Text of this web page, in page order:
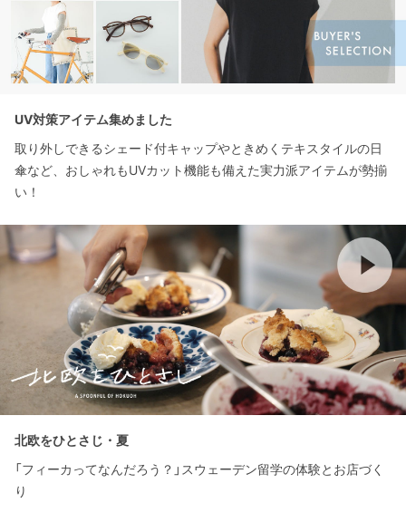
UV対策アイテム集めました
取り外しできるシェード付キャップやときめくテキスタイルの日
傘など、おしゃれもUVカット機能も備えた実力派アイテムが勢揃
い！
北欧をひとさじ・夏
「フィーカってなんだろう？」スウェーデン留学の体験とお店づく
り